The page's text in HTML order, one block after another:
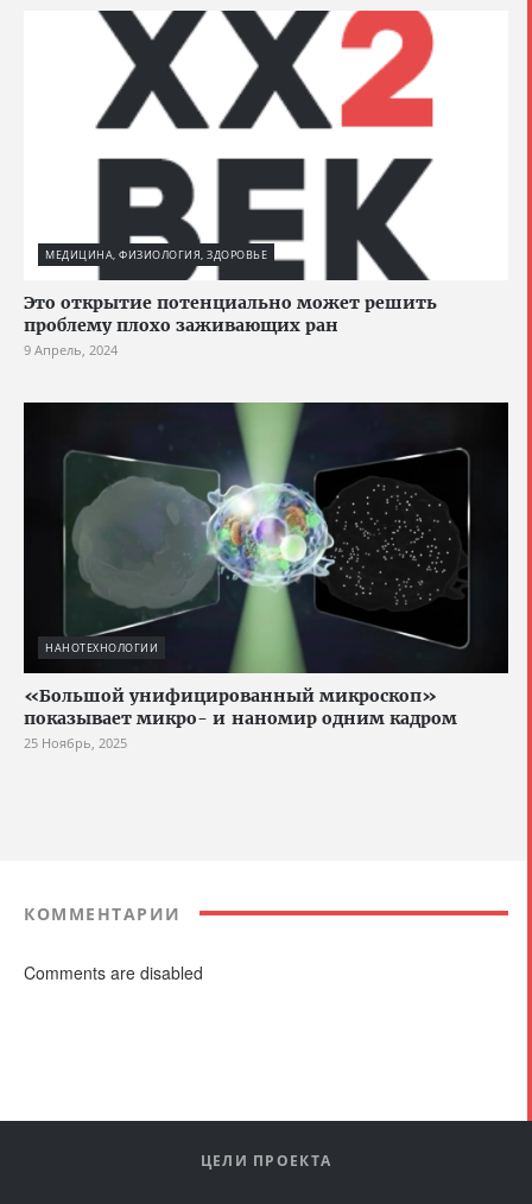
МЕДИЦИНА, ФИЗИОЛОГИЯ, ЗДОРОВЬЕ
Это открытие потенциально может решить
проблему плохо заживающих ран
9 Апрель, 2024
НАНОТЕХНОЛОГИИ
«Большой унифицированный микроскоп»
показывает микро- и наномир одним кадром
25 Ноябрь, 2025
КОММЕНТАРИИ
Comments are disabled
ЦЕЛИ ПРОЕКТА